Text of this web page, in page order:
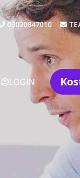
03020847010
LOGIN